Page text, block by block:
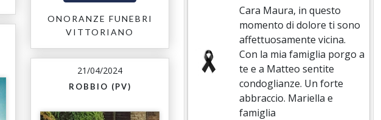
ONORANZE FUNEBRI
VITTORIANO
21/04/2024
ROBBIO (PV)
Cara Maura, in questo
momento di dolore ti sono
affettuosamente vicina.
Con la mia famiglia porgo a
te e a Matteo sentite
condoglianze. Un forte
abbraccio. Mariella e
famiglia